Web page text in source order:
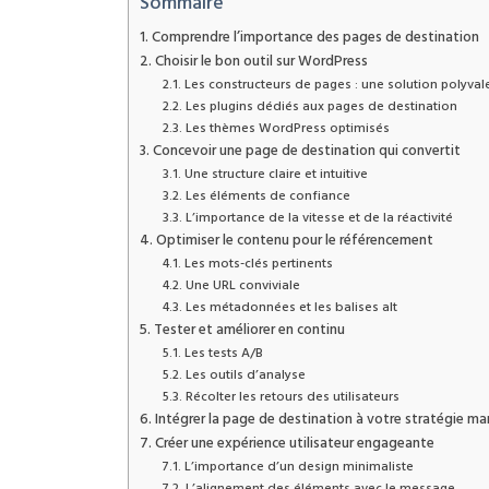
Comprendre l’importance des pages de destination
Choisir le bon outil sur WordPress
Les constructeurs de pages : une solution
Les plugins dédiés aux pages de destination
Les thèmes WordPress optimisés
Concevoir une page de destination qui convertit
Une structure claire et intuitive
Les éléments de confiance
L’importance de la vitesse et de la réactivité
Optimiser le contenu pour le référencement
Les mots-clés pertinents
Une URL conviviale
Les métadonnées et les balises alt
Tester et améliorer en continu
Les tests A/B
Les outils d’analyse
Récolter les retours des utilisateurs
Intégrer la page de destination à votre stratégie
Créer une expérience utilisateur engageante
L’importance d’un design minimaliste